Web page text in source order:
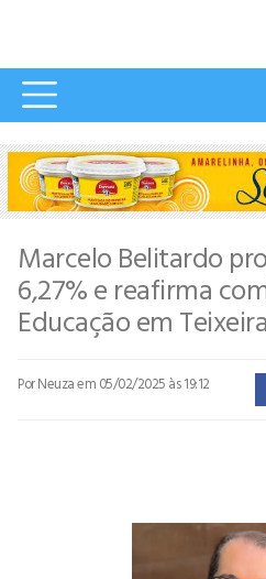
Marcelo Belitardo
6,27% e reafirma
Educação em
Por Neuzaem 05/02/2025 às 19:12